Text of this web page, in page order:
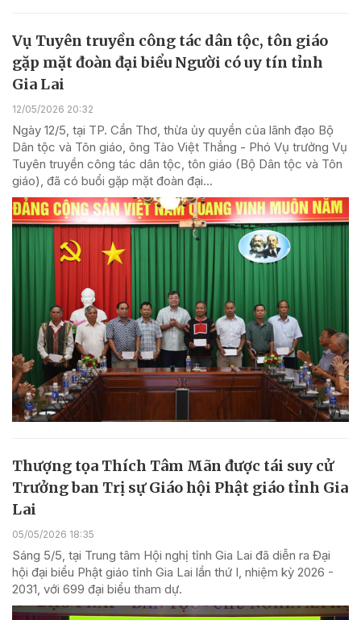
Vụ Tuyên truyền công tác dân tộc, tôn giáo
gặp mặt đoàn đại biểu Người có uy tín tỉnh
Gia Lai
12/05/2026 20:32
Ngày 12/5, tại TP. Cần Thơ, thừa ủy quyền của lãnh đạo Bộ
Dân tộc và Tôn giáo, ông Tào Việt Thắng - Phó Vụ trưởng Vụ
Tuyên truyền công tác dân tộc, tôn giáo (Bộ Dân tộc và Tôn
giáo), đã có buổi gặp mặt đoàn đại...
Thượng tọa Thích Tâm Mãn được tái suy cử
Trưởng ban Trị sự Giáo hội Phật giáo tỉnh Gia
Lai
05/05/2026 18:35
Sáng 5/5, tại Trung tâm Hội nghị tỉnh Gia Lai đã diễn ra Đại
hội đại biểu Phật giáo tỉnh Gia Lai lần thứ I, nhiệm kỳ 2026 -
2031, với 699 đại biểu tham dự.